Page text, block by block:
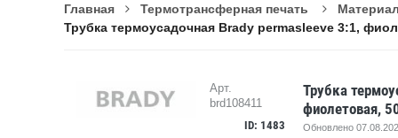
Главная Термотрансферная печать
Трубка термоусадочная Brady permasleeve 3:1,
Арт.
brd108411
ID: 1483
Трубка
фиолетовая,
Обновлено